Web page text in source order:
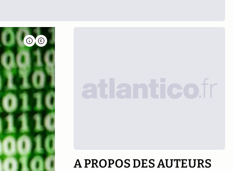
A PROPOS DES AUTEURS